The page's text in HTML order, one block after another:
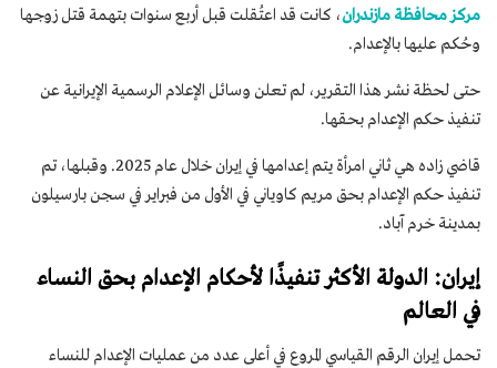
مركز محافظة مازندران، كانت قد اعتُقلت قبل أربع سنوات بتهمة قتل زوجها
وحُكم عليها بالإعدام.
حتى لحظة نشر هذا التقرير، لم تعلن وسائل الإعلام الرسمية الإيرانية عن
تنفيذ حكم الإعدام بحقها.
قاضي زاده هي ثاني امرأة يتم إعدامها في إيران خلال عام 2025. وقبلها، تم
تنفيذ حكم الإعدام بحق مريم كاوياني في الأول من فبراير في سجن بارسيلون
بمدينة خرم آباد.
إيران: الدولة الأكثر تنفيذًا لأحكام الإعدام بحق النساء
في العالم
تحمل إيران الرقم القياسي المروع في أعلى عدد من عمليات الإعدام للنساء